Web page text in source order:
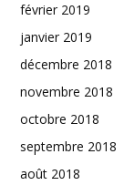
février 2019
janvier 2019
décembre 2018
novembre 2018
octobre 2018
septembre 2018
août 2018